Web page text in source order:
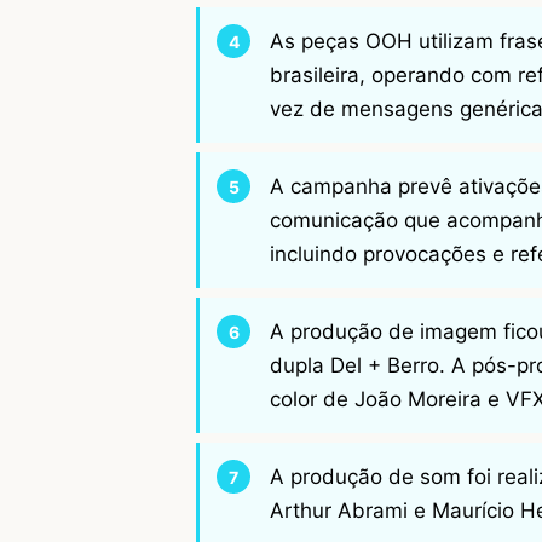
As peças OOH utilizam
brasileira, operando com
vez de mensagens
A campanha prevê
comunicação que
incluindo provocações e
A produção de imagem
dupla Del + Berro. A pós-
color de João Moreira e
A produção de som foi
Arthur Abrami e Maurício